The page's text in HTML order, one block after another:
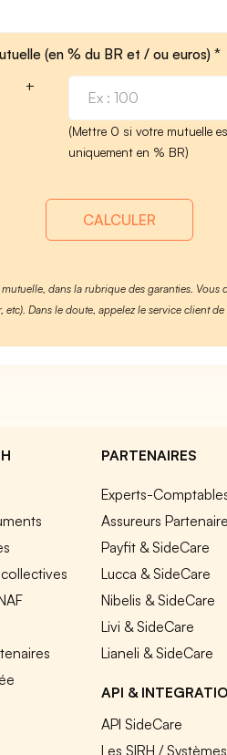
(en % du BR et / ou euros) *
+
(Mettre 0 si votre mutuelle
uniquement en % BR)
CALCULER
dans la rubrique des garanties. Vous
Dans le doute, appelez le service client
PARTENAIRES
Experts-
Assureurs
Payfit & SideCare
Lucca & SideCare
Nibelis & SideCare
Livi & SideCare
Lianeli & SideCare
API &
API SideCare
Les SIRH /